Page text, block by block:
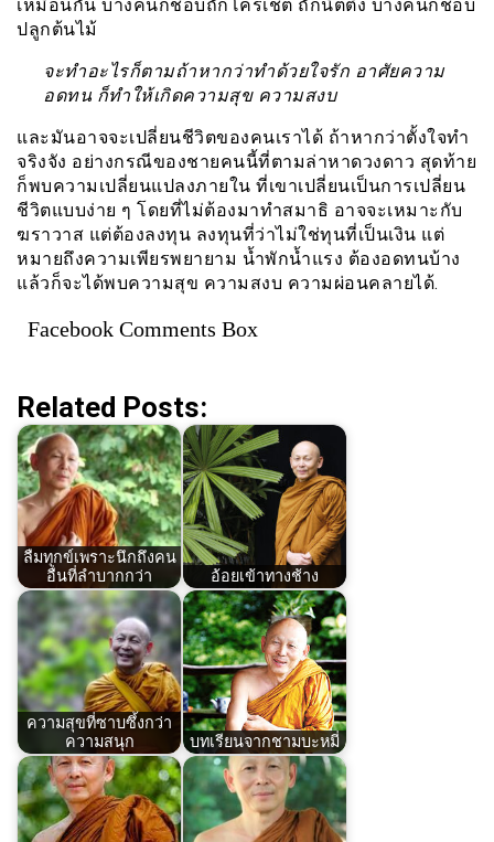
เหมือนกัน บางคนก็ชอบถักโครเชต์ ถักนิตติ้ง บางคนก็ชอบ
ปลูกต้นไม้
จะทำอะไรก็ตามถ้าหากว่าทำด้วยใจรัก อาศัยความ
อดทน ก็ทำให้เกิดความสุข ความสงบ
และมันอาจจะเปลี่ยนชีวิตของคนเราได้ ถ้าหากว่าตั้งใจทำ
จริงจัง อย่างกรณีของชายคนนี้ที่ตามล่าหาดวงดาว สุดท้าย
ก็พบความเปลี่ยนแปลงภายใน ที่เขาเปลี่ยนเป็นการเปลี่ยน
ชีวิตแบบง่าย ๆ โดยที่ไม่ต้องมาทำสมาธิ อาจจะเหมาะกับ
ฆราวาส แต่ต้องลงทุน ลงทุนที่ว่าไม่ใช่ทุนที่เป็นเงิน แต่
หมายถึงความเพียรพยายาม น้ำพักน้ำแรง ต้องอดทนบ้าง
แล้วก็จะได้พบความสุข ความสงบ ความผ่อนคลายได้.
Facebook Comments Box
Related Posts:
ลืมทุกข์เพราะนึกถึงคน
อื่นที่ลำบากกว่า
อ้อยเข้าทางช้าง
ความสุขที่ซาบซึ้งกว่า
ความสนุก
บทเรียนจากชามบะหมี่